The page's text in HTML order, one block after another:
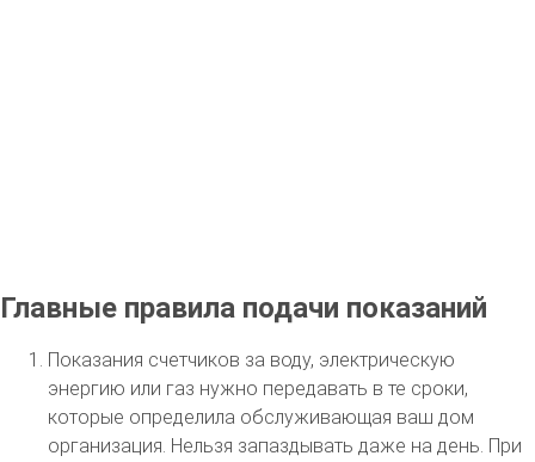
Главные правила подачи показаний
Показания счетчиков за воду, электрическую
энергию или газ нужно передавать в те сроки,
которые определила обслуживающая ваш дом
организация. Нельзя запаздывать даже на день. При